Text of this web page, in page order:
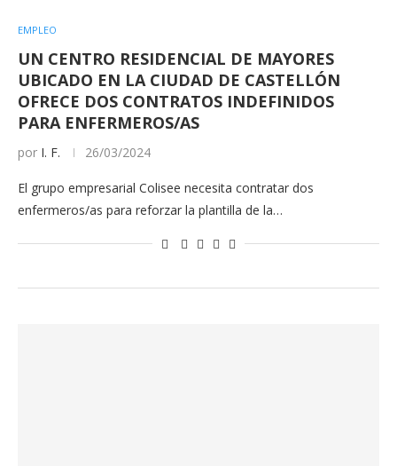
EMPLEO
UN CENTRO RESIDENCIAL DE MAYORES
UBICADO EN LA CIUDAD DE CASTELLÓN
OFRECE DOS CONTRATOS INDEFINIDOS
PARA ENFERMEROS/AS
por I. F. 26/03/2024
El grupo empresarial Colisee necesita contratar dos
enfermeros/as para reforzar la plantilla de la…